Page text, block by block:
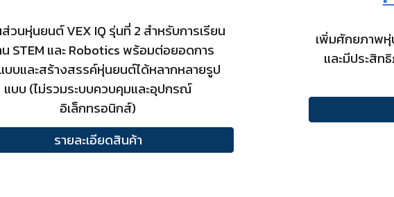
วนหุ่นยนต์ VEX IQ รุ่นที่ 2 สำหรับการเรียน
STEM และ Robotics พร้อมต่อยอดการ
บบและสร้างสรรค์หุ่นยนต์ได้หลากหลายรูป
แบบ (ไม่รวมระบบควบคุมและอุปกรณ์
อิเล็กทรอนิกส์)
รายละเอียดสินค้า
เพิ่มศักยภาพ
และมีประสิท